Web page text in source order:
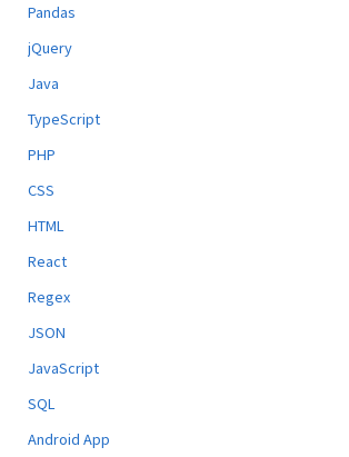
Pandas
jQuery
Java
TypeScript
PHP
CSS
HTML
React
Regex
JSON
JavaScript
SQL
Android App